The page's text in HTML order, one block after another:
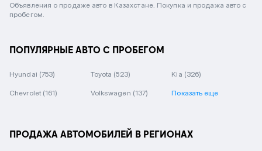
Объявления о продаже авто в Казахстане. Покупка и продажа авто с
пробегом.
ПОПУЛЯРНЫЕ АВТО С ПРОБЕГОМ
Hyundai (753) Toyota (523) Kia (326)
Chevrolet (161) Volkswagen (137) Показать еще
ПРОДАЖА АВТОМОБИЛЕЙ В РЕГИОНАХ